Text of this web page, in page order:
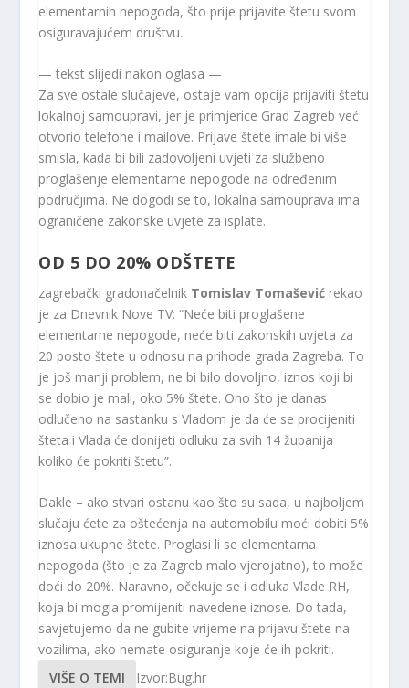
elementarnih nepogoda, što prije prijavite štetu svom
osiguravajućem društvu.
— tekst slijedi nakon oglasa —
Za sve ostale slučajeve, ostaje vam opcija prijaviti štetu
lokalnoj samoupravi, jer je primjerice Grad Zagreb već
otvorio telefone i mailove. Prijave štete imale bi više
smisla, kada bi bili zadovoljeni uvjeti za službeno
proglašenje elementarne nepogode na određenim
područjima. Ne dogodi se to, lokalna samouprava ima
ograničene zakonske uvjete za isplate.
OD 5 DO 20% ODŠTETE
zagrebački gradonačelnik Tomislav Tomašević rekao
je za Dnevnik Nove TV: “Neće biti proglašene
elementarne nepogode, neće biti zakonskih uvjeta za
20 posto štete u odnosu na prihode grada Zagreba. To
je još manji problem, ne bi bilo dovoljno, iznos koji bi
se dobio je mali, oko 5% štete. Ono što je danas
odlučeno na sastanku s Vladom je da će se procijeniti
šteta i Vlada će donijeti odluku za svih 14 županija
koliko će pokriti štetu”.
Dakle – ako stvari ostanu kao što su sada, u najboljem
slučaju ćete za oštećenja na automobilu moći dobiti 5%
iznosa ukupne štete. Proglasi li se elementarna
nepogoda (što je za Zagreb malo vjerojatno), to može
doći do 20%. Naravno, očekuje se i odluka Vlade RH,
koja bi mogla promijeniti navedene iznose. Do tada,
savjetujemo da ne gubite vrijeme na prijavu štete na
vozilima, ako nemate osiguranje koje će ih pokriti.
VIŠE O TEMI
Izvor:Bug.hr